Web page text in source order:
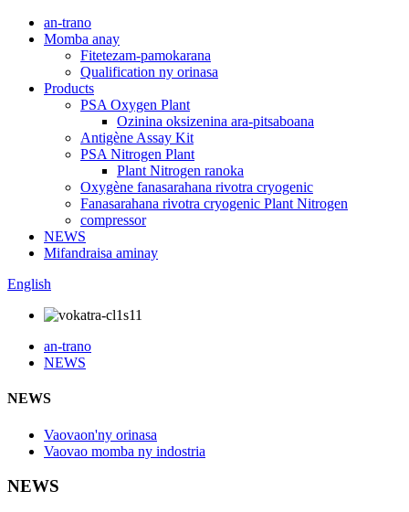
an-trano
Momba anay
Fitetezam-pamokarana
Qualification ny orinasa
Products
PSA Oxygen Plant
Ozinina oksizenina ara-pitsaboana
Antigène Assay Kit
PSA Nitrogen Plant
Plant Nitrogen ranoka
Oxygène fanasarahana rivotra cryogenic
Fanasarahana rivotra cryogenic Plant Nitrogen
compressor
NEWS
Mifandraisa aminay
English
an-trano
NEWS
NEWS
Vaovaon'ny orinasa
Vaovao momba ny indostria
NEWS